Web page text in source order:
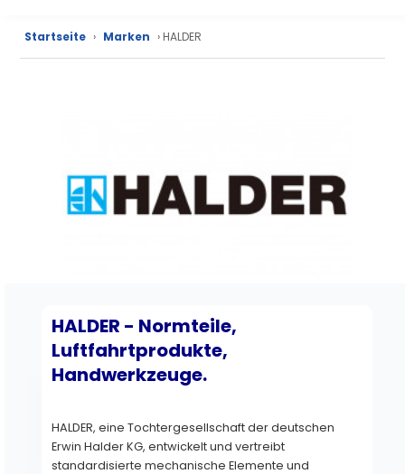
Startseite › Marken › HALDER
HALDER - Normteile,
Luftfahrtprodukte,
Handwerkzeuge.
HALDER, eine Tochtergesellschaft der deutschen
Erwin Halder KG, entwickelt und vertreibt
standardisierte mechanische Elemente und